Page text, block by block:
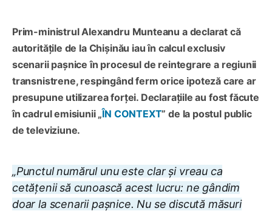
Prim-ministrul Alexandru Munteanu a declarat că
autoritățile de la Chișinău iau în calcul exclusiv
scenarii pașnice în procesul de reintegrare a regiunii
transnistrene, respingând ferm orice ipoteză care ar
presupune utilizarea forței. Declarațiile au fost făcute
în cadrul emisiunii „ÎN CONTEXT” de la postul public
de televiziune.
„Punctul numărul unu este clar și vreau ca
cetățenii să cunoască acest lucru: ne gândim
doar la scenarii pașnice. Nu se discută măsuri